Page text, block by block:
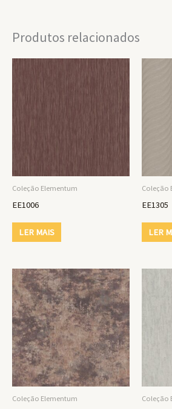
Produtos relacionados
Coleção Elementum
EE1006
LER MAIS
Coleção
EE1305
LER
Coleção Elementum Coleção